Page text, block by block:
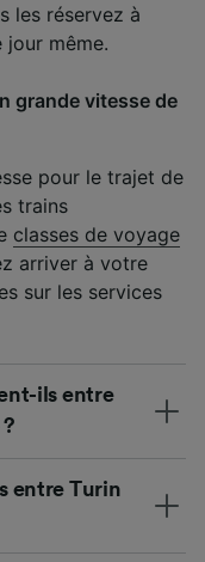
les réservez à
jour même.
grande vitesse de
pour le trajet de
trains
classes de voyage
arriver à votre
sur les services
ils entre
entre Turin